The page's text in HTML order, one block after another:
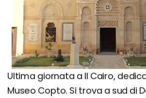
Ultima giornata a Il Cairo,
Museo Copto. Si trova a sud di